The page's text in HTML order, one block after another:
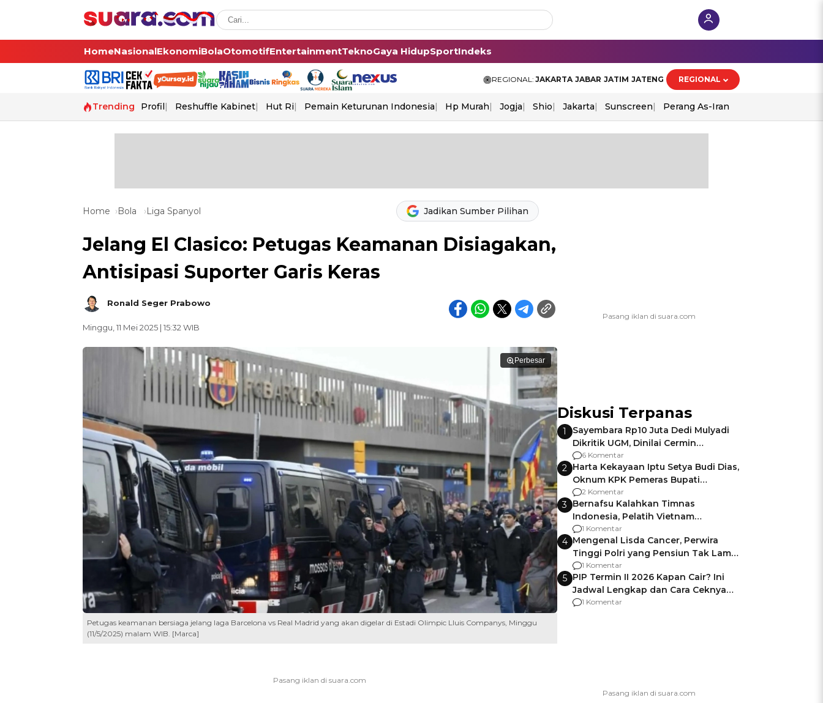
HomeNasionalEkonomiBolaOtomotifEntertainmentTeknoGaya HidupSportIndeks
REGIONAL: JAKARTA JABAR JATIM JATENG REGIONAL
Trending Profil Reshuffle Kabinet Hut Ri Pemain Keturunan Indonesia Hp Murah Jogja Shio Jakarta Sunscreen Perang As-Iran
Home Bola Liga Spanyol Jadikan Sumber Pilihan
Jelang El Clasico: Petugas Keamanan Disiagakan,
Antisipasi Suporter Garis Keras
Ronald Seger Prabowo
Minggu, 11 Mei 2025 | 15:32 WIB
Perbesar
Petugas keamanan bersiaga jelang laga Barcelona vs Real Madrid yang akan digelar di Estadi Olimpic Lluis Companys, Minggu
(11/5/2025) malam WIB. [Marca]
Diskusi Terpanas
1
Sayembara Rp10 Juta Dedi Mulyadi
Dikritik UGM, Dinilai Cermin
Gagalnya Negara Jamin Keamanan
6 Komentar
2 Harta Kekayaan Iptu Setya Budi Dias,
Oknum KPK Pemeras Bupati
Pemalang
2 Komentar
3 Bernafsu Kalahkan Timnas
Indonesia, Pelatih Vietnam
Berencana Pakai Jimat di Pakansari
1 Komentar
4 Mengenal Lisda Cancer, Perwira
Tinggi Polri yang Pensiun Tak Lama
Usai Jadi Brigjen
1 Komentar
5 PIP Termin II 2026 Kapan Cair? Ini
Jadwal Lengkap dan Cara Ceknya
agar Dana Tidak Hangus!
1 Komentar